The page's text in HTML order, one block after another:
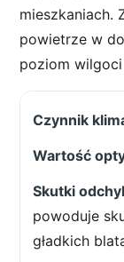
mieszkaniach.
powietrze w
poziom
powoduje
gładkich